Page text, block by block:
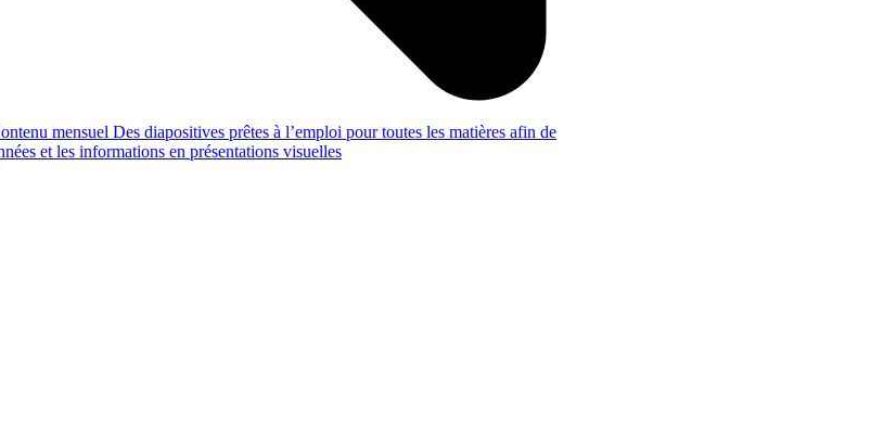
mensuel Des diapositives prêtes à l’emploi pour toutes les matières afin de
et les informations en présentations visuelles